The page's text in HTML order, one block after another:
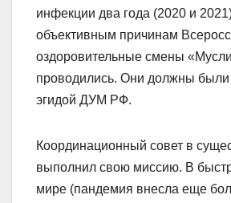
инфекции два года (2020 и
объективным причинам
оздоровительные смены
проводились. Они должны были
эгидой ДУМ РФ.
Координационный совет в
выполнил свою миссию. В
мире (пандемия внесла еще